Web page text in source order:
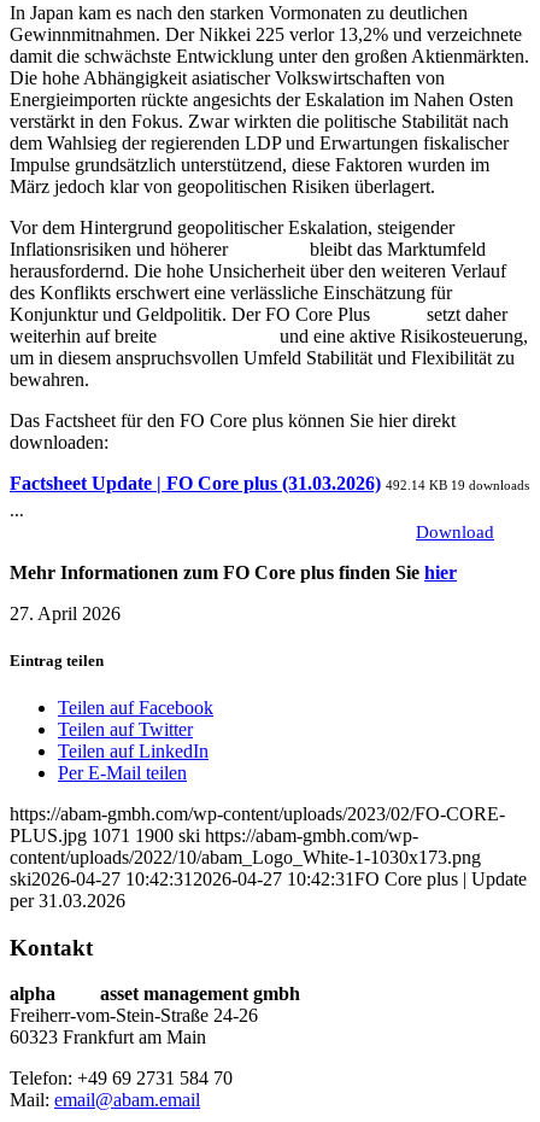
In Japan kam es nach den starken Vormonaten zu deutlichen
Gewinnmitnahmen. Der Nikkei 225 verlor 13,2% und verzeichnete
damit die schwächste Entwicklung unter den großen Aktienmärkten.
Die hohe Abhängigkeit asiatischer Volkswirtschaften von
Energieimporten rückte angesichts der Eskalation im Nahen Osten
verstärkt in den Fokus. Zwar wirkten die politische Stabilität nach
dem Wahlsieg der regierenden LDP und Erwartungen fiskalischer
Impulse grundsätzlich unterstützend, diese Faktoren wurden im
März jedoch klar von geopolitischen Risiken überlagert.
Vor dem Hintergrund geopolitischer Eskalation, steigender
Inflationsrisiken und höherer
bleibt das Marktumfeld
herausfordernd. Die hohe Unsicherheit über den weiteren Verlauf
des Konflikts erschwert eine verlässliche Einschätzung für
Konjunktur und Geldpolitik. Der FO Core Plus
setzt daher
weiterhin auf breite
und eine aktive Risikosteuerung,
um in diesem anspruchsvollen Umfeld Stabilität und Flexibilität zu
bewahren.
Das Factsheet für den FO Core plus können Sie hier direkt
downloaden:
Factsheet Update | FO Core plus (31.03.2026) 492.14 KB 19 downloads
...
Download
Mehr Informationen zum FO Core plus finden Sie hier
27. April 2026
Eintrag teilen
Teilen auf Facebook
Teilen auf Twitter
Teilen auf LinkedIn
Per E-Mail teilen
https://abam-gmbh.com/wp-content/uploads/2023/02/FO-CORE-
PLUS.jpg 1071 1900 ski https://abam-gmbh.com/wp-
content/uploads/2022/10/abam_Logo_White-1-1030x173.png
ski2026-04-27 10:42:31 2026-04-27 10:42:31FO Core plus | Update
per 31.03.2026
Kontakt
alpha
asset management gmbh
Freiherr-vom-Stein-Straße 24-26
60323 Frankfurt am Main
Telefon: +49 69 2731 584 70
Mail: email@abam.email